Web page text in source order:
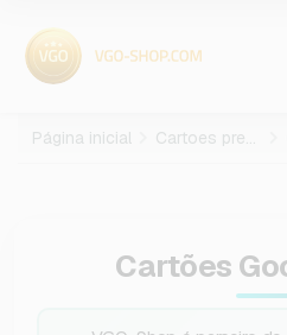
Página inicial Cartoes presente
Cartões